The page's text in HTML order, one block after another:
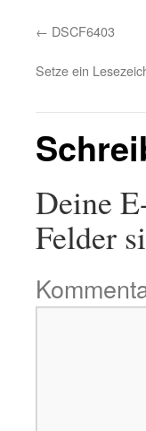
DSCF6403
Setze ein
Deine
Felder